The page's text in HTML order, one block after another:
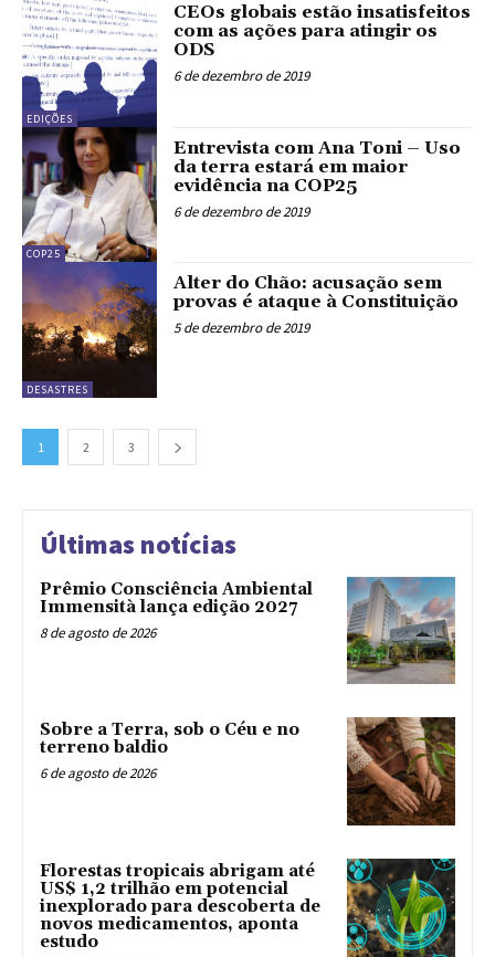
EDIÇÕES
CEOs globais estão insatisfeitos
com as ações para atingir os
ODS
6 de dezembro de 2019
COP25
Entrevista com Ana Toni – Uso
da terra estará em maior
evidência na COP25
6 de dezembro de 2019
DESASTRES
Alter do Chão: acusação sem
provas é ataque à Constituição
5 de dezembro de 2019
1 2 3
Últimas notícias
Prêmio Consciência Ambiental
Immensità lança edição 2027
8 de agosto de 2026
Sobre a Terra, sob o Céu e no
terreno baldio
6 de agosto de 2026
Florestas tropicais abrigam até
US$ 1,2 trilhão em potencial
inexplorado para descoberta de
novos medicamentos, aponta
estudo